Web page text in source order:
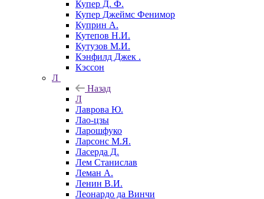
Купер Д. Ф.
Купер Джеймс Фенимор
Куприн А.
Кутепов Н.И.
Кутузов М.И.
Кэнфилд Джек .
Кэссон
Л
Назад
Л
Лаврова Ю.
Лао-цзы
Ларошфуко
Ларсонс М.Я.
Ласерда Д.
Лем Станислав
Леман А.
Ленин В.И.
Леонардо да Винчи